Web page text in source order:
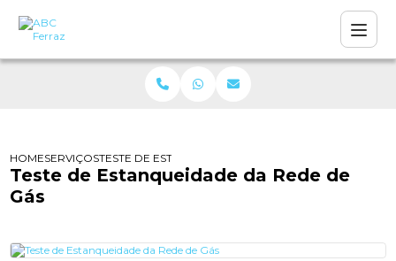
HOMESERVIÇOSTESTE DE ESTANQUEIDADE DA REDE DE GÁS
Teste de Estanqueidade da Rede de
Gás